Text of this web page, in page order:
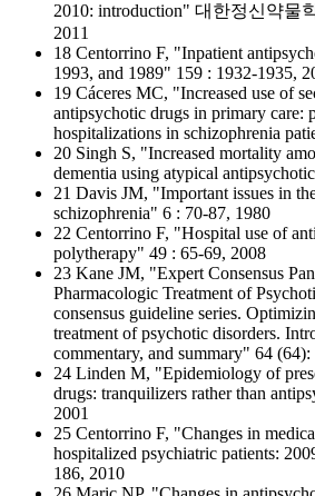
2010: introduction" 대한정신약물
2011
18 Centorrino F, "Inpatient
1993, and 1989" 159 : 1932-1935,
19 Cáceres MC, "Increased use of
antipsychotic drugs in primary care:
hospitalizations in schizophrenia
20 Singh S, "Increased mortality
dementia using atypical
21 Davis JM, "Important issues in
schizophrenia" 6 : 70-87, 1980
22 Centorrino F, "Hospital use of
polytherapy" 49 : 65-69, 2008
23 Kane JM, "Expert Consensus
Pharmacologic Treatment of
consensus guideline series.
treatment of psychotic disorders.
commentary, and summary" 64
24 Linden M, "Epidemiology of
drugs: tranquilizers rather than
2001
25 Centorrino F, "Changes in
hospitalized psychiatric patients:
186, 2010